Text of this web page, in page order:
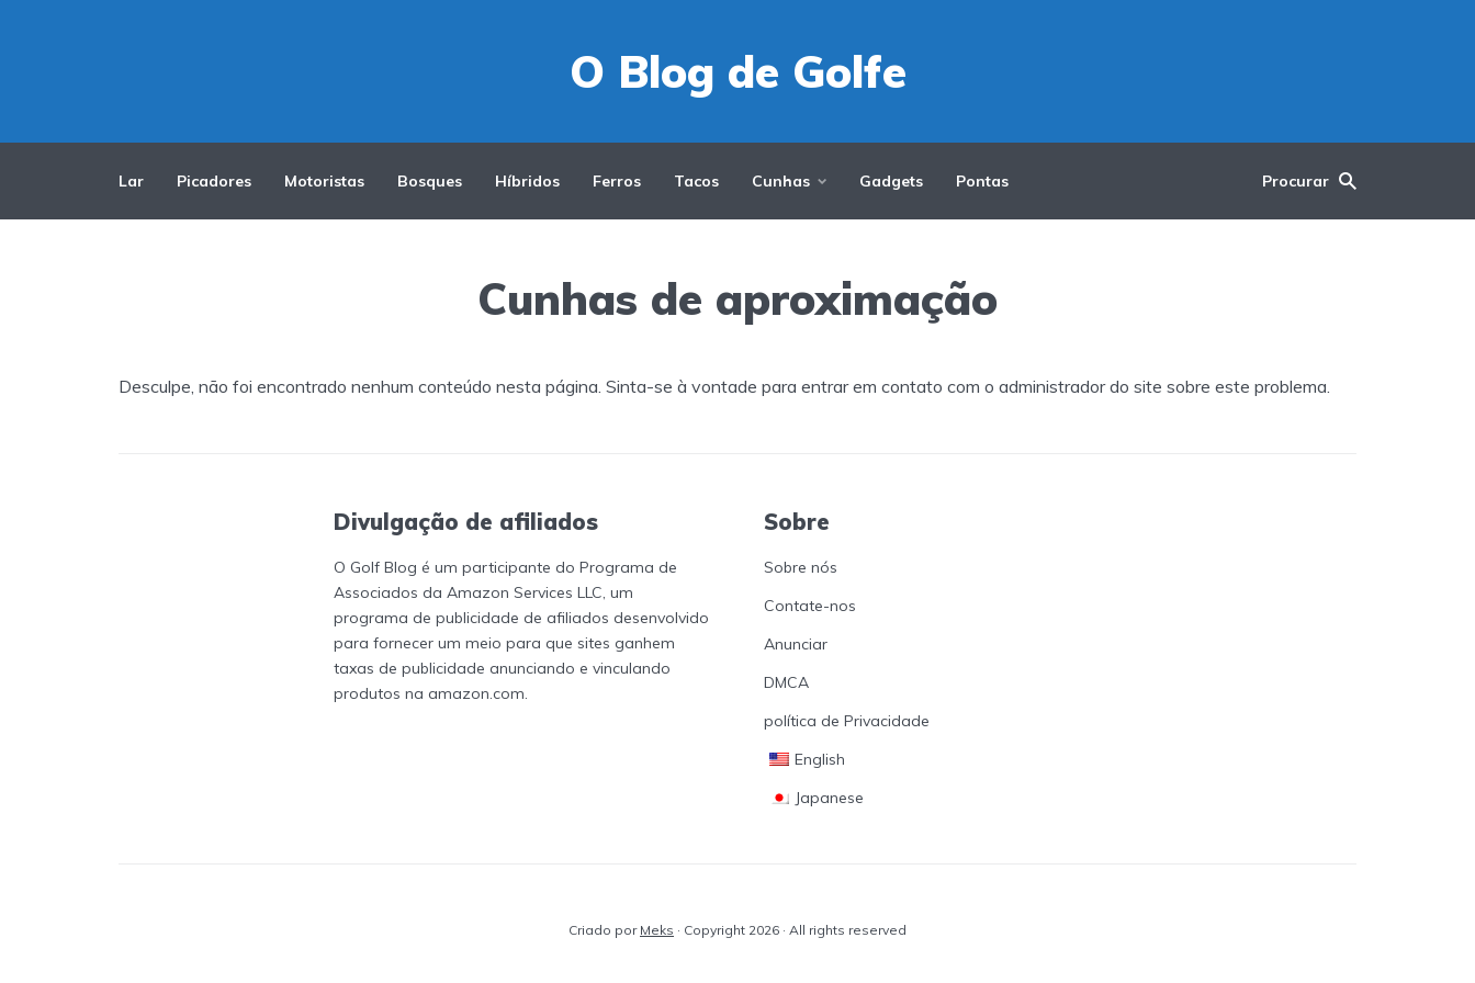
O Blog de Golfe
Lar Picadores Motoristas Bosques Híbridos Ferros Tacos Cunhas Gadgets Pontas Procurar
Cunhas de aproximação
Desculpe, não foi encontrado nenhum conteúdo nesta página. Sinta-se à vontade para entrar em contato com o administrador do site sobre este problema.
Divulgação de afiliados
O Golf Blog é um participante do Programa de
Associados da Amazon Services LLC, um
programa de publicidade de afiliados desenvolvido
para fornecer um meio para que sites ganhem
taxas de publicidade anunciando e vinculando
produtos na amazon.com.
Sobre
Sobre nós
Contate-nos
Anunciar
DMCA
política de Privacidade
English
Japanese
Criado por Meks · Copyright 2026 · All rights reserved